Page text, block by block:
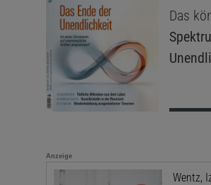
Das
Anzeige
Wentz,